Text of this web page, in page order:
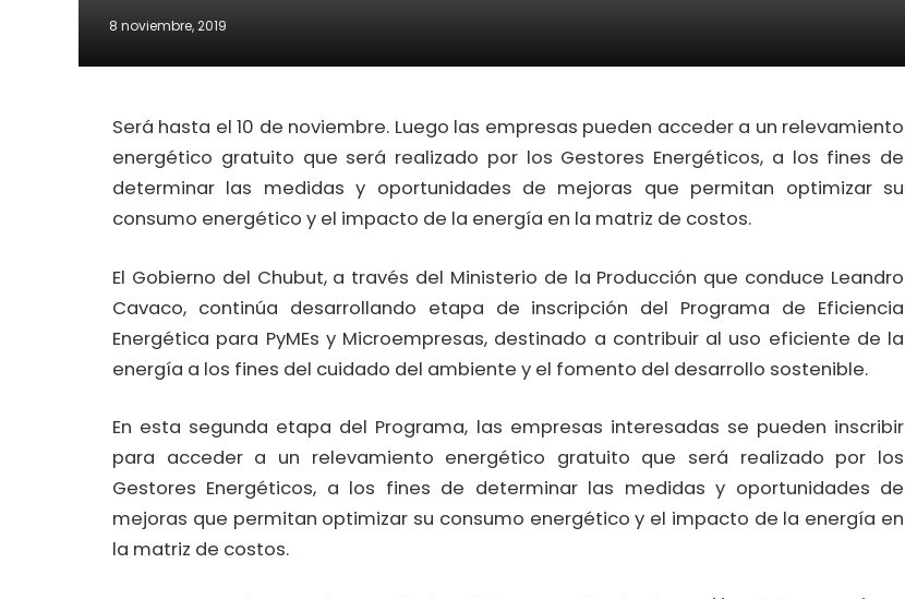
8 noviembre, 2019
Será hasta el 10 de noviembre. Luego las empresas pueden acceder a un relevamiento
energético gratuito que será realizado por los Gestores Energéticos, a los fines de
determinar las medidas y oportunidades de mejoras que permitan optimizar su
consumo energético y el impacto de la energía en la matriz de costos.
El Gobierno del Chubut, a través del Ministerio de la Producción que conduce Leandro
Cavaco, continúa desarrollando etapa de inscripción del Programa de Eficiencia
Energética para PyMEs y Microempresas, destinado a contribuir al uso eficiente de la
energía a los fines del cuidado del ambiente y el fomento del desarrollo sostenible.
En esta segunda etapa del Programa, las empresas interesadas se pueden inscribir
para acceder a un relevamiento energético gratuito que será realizado por los
Gestores Energéticos, a los fines de determinar las medidas y oportunidades de
mejoras que permitan optimizar su consumo energético y el impacto de la energía en
la matriz de costos.